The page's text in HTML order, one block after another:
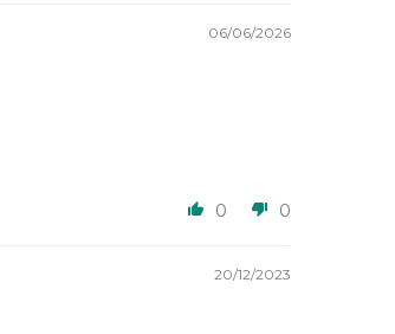
06/06/2026
0 0
20/12/2023